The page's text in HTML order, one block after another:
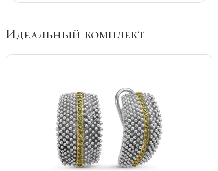
Идеальный комплект